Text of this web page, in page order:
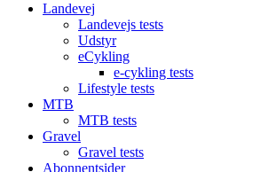
Landevej
Landevejs tests
Udstyr
eCykling
e-cykling tests
Lifestyle tests
MTB
MTB tests
Gravel
Gravel tests
Abonnentsider